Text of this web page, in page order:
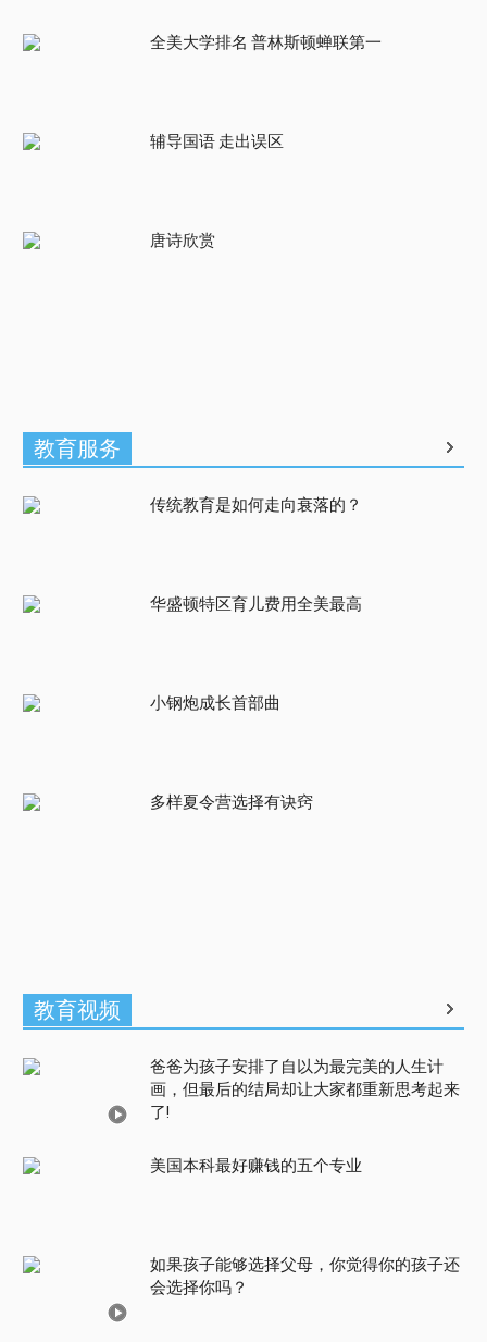
全美大学排名 普林斯顿蝉联第一
辅导国语 走出误区
唐诗欣赏
教育服务
传统教育是如何走向衰落的？
华盛顿特区育儿费用全美最高
小钢炮成长首部曲
多样夏令营选择有诀窍
教育视频
爸爸为孩子安排了自以为最完美的人生计
画，但最后的结局却让大家都重新思考起来
了!
美国本科最好赚钱的五个专业
如果孩子能够选择父母，你觉得你的孩子还
会选择你吗？